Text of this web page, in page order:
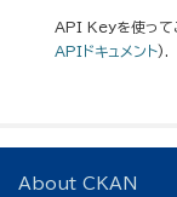
API Keyを使って
APIドキュメント).
About CKAN